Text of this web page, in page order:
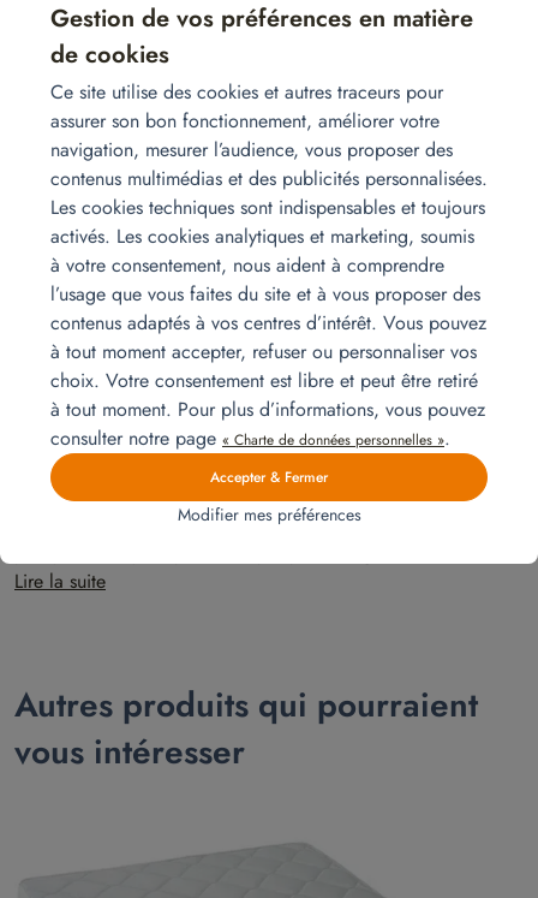
Installation pour un 4 pièces
Un aménagement complet pour un appartement 4 pièces en
Haute‑Savoie, livré et installé clés en main par Homat, alliant praticité,
confort et design harmonieux.
Lire la suite
25
Installation pour un 3 pièces
Optimisez l’espace avec l’installation de lits superposés : une solution
dès votre arrivée.
Lire la suite
Autres produits qui pourraient
vous intéresser
Gestion de vos préférences en matière
de cookies
Ce site utilise des cookies et autres traceurs pour
assurer son bon fonctionnement, améliorer votre
navigation, mesurer l’audience, vous proposer des
contenus multimédias et des publicités personnalisées.
Les cookies techniques sont indispensables et toujours
activés. Les cookies analytiques et marketing, soumis
à votre consentement, nous aident à comprendre
l’usage que vous faites du site et à vous proposer des
contenus adaptés à vos centres d’intérêt. Vous pouvez
à tout moment accepter, refuser ou personnaliser vos
choix. Votre consentement est libre et peut être retiré
à tout moment. Pour plus d’informations, vous pouvez
consulter notre page « Charte de données personnelles ».
Accepter & Fermer
Modifier mes préférences